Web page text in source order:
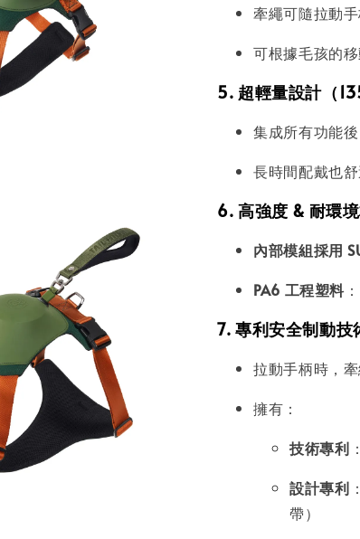
牽繩可隨拉動
可根據毛孩的
5. 超輕量設計（
集成所有功能
長時間配戴也
6. 高強度 & 耐環
內部模組採用
PA6 工程塑料
7. 專利安全制動技
拉動手柄時，
擁有：
技術專利
設計專利
帶）